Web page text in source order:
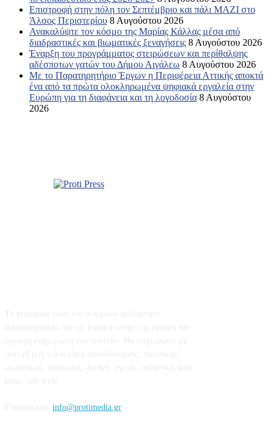
Επιστροφή στην πόλη τον Σεπτέμβριο και πάλι ΜΑΖΙ στο
Άλσος Περιστερίου 8 Αυγούστου 2026
Ανακαλύψτε τον κόσμο της Μαρίας Κάλλας μέσα από
διαδραστικές και βιωματικές ξεναγήσεις 8 Αυγούστου 2026
Έναρξη του προγράμματος στειρώσεων και περίθαλψης
αδέσποτων γατών του Δήμου Αιγάλεω 8 Αυγούστου 2026
Με το Παρατηρητήριο Έργων η Περιφέρεια Αττικής αποκτά
ένα από τα πρώτα ολοκληρωμένα ψηφιακά εργαλεία στην
Ευρώπη για τη διαφάνεια και τη λογοδοσία 8 Αυγούστου
2026
info@protimedia.gr